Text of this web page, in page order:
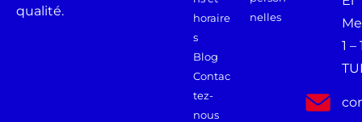
qualité.
horaire
s
Blog
Contac
tez-
nous
nelles
1 –